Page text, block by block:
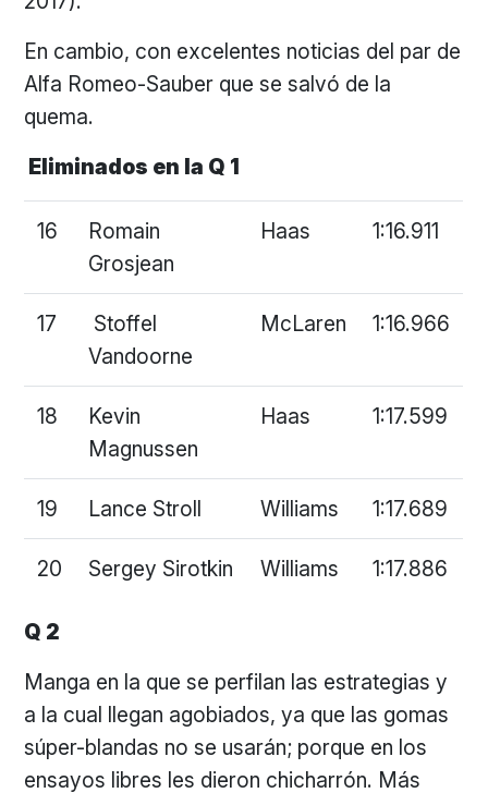
En cambio, con excelentes noticias del par de
Alfa Romeo-Sauber que se salvó de la
quema.
Eliminados en la Q 1
16
Romain
Grosjean
Haas 1:16.911
17
Stoffel
Vandoorne
McLaren 1:16.966
18
Kevin
Magnussen
Haas 1:17.599
19 Lance Stroll Williams 1:17.689
20 Sergey Sirotkin Williams 1:17.886
Q 2
Manga en la que se perfilan las estrategias y
a la cual llegan agobiados, ya que las gomas
súper-blandas no se usarán; porque en los
ensayos libres les dieron chicharrón. Más